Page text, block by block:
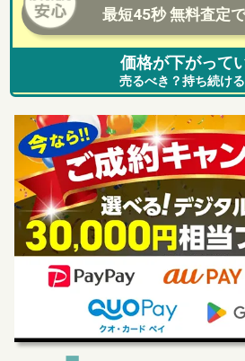
最短45秒 無料査定
価格が下がって
売るべき？持ち続け